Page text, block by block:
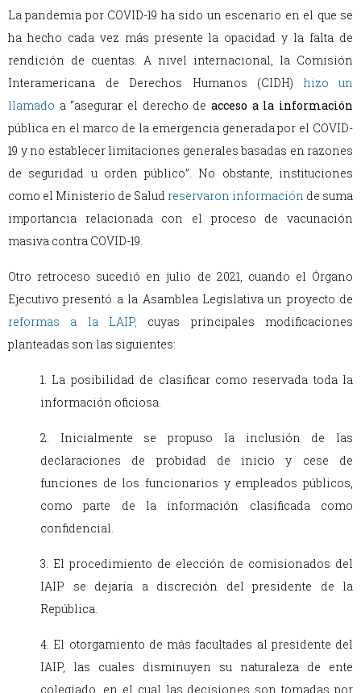
La pandemia por COVID-19 ha sido un escenario en el que se
ha hecho cada vez más presente la opacidad y la falta de
rendición de cuentas. A nivel internacional, la Comisión
Interamericana de Derechos Humanos (CIDH)
hizo un
llamado a “asegurar el derecho deacceso a la información
pública en el marco de la emergencia generada por el COVID-
19 y no establecer limitaciones generales basadas en razones
de seguridad u orden público”. No obstante, instituciones
como el Ministerio de Salud reservaron información de suma
importancia relacionada con el proceso de vacunación
masiva contra COVID-19.
Otro retroceso sucedió en julio de 2021, cuando el Órgano
Ejecutivo presentó a la Asamblea Legislativa un proyecto de
reformas a la LAIP, cuyas principales modificaciones
planteadas son las siguientes:
1. La posibilidad de clasificar como reservada toda la
información oficiosa.
2. Inicialmente se propuso la inclusión de las
declaraciones de probidad de inicio y cese de
funciones de los funcionarios y empleados públicos,
como parte de la información clasificada como
confidencial.
3. El procedimiento de elección de comisionados del
IAIP se dejaría a discreción del presidente de la
República.
4. El otorgamiento de más facultades al presidente del
IAIP, las cuales disminuyen su naturaleza de ente
colegiado, en el cual las decisiones son tomadas por